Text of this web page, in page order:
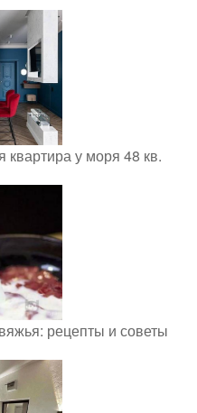
квартира у моря 48 кв.
рецепты и советы